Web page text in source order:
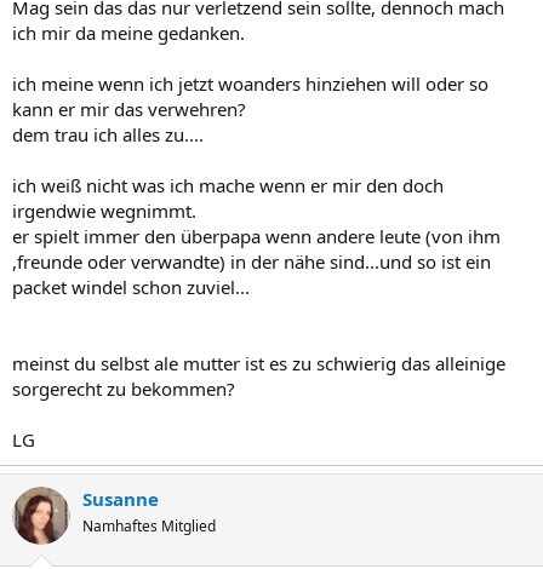
Mag sein das das nur verletzend sein sollte, dennoch mach
ich mir da meine gedanken.
ich meine wenn ich jetzt woanders hinziehen will oder so
kann er mir das verwehren?
dem trau ich alles zu....
ich weiß nicht was ich mache wenn er mir den doch
irgendwie wegnimmt.
er spielt immer den überpapa wenn andere leute (von ihm
,freunde oder verwandte) in der nähe sind...und so ist ein
packet windel schon zuviel...
meinst du selbst ale mutter ist es zu schwierig das alleinige
sorgerecht zu bekommen?
LG
Susanne
Namhaftes Mitglied